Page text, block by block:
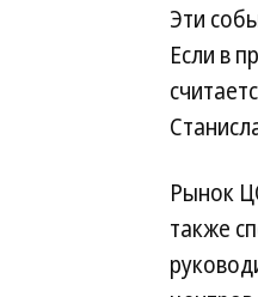
Эти
Если в
Рынок
также